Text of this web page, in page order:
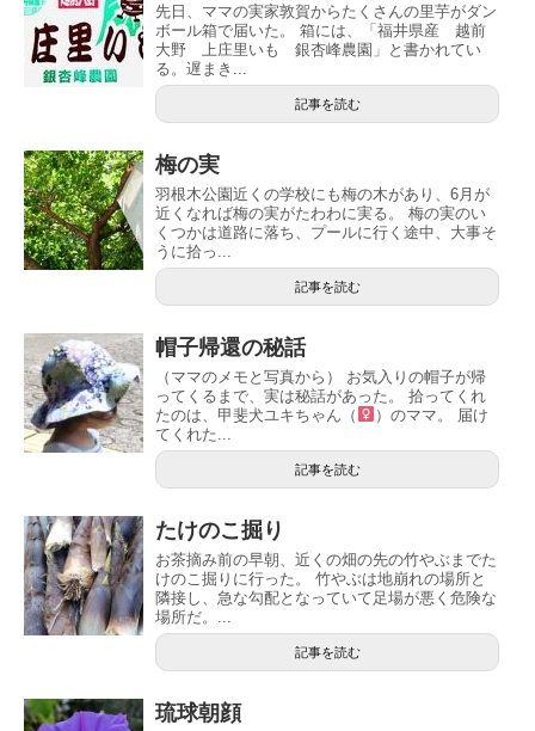
先日、ママの実家敦賀からたくさんの里芋がダン
ボール箱で届いた。 箱には、「福井県産 越前
大野 上庄里いも 銀杏峰農園」と書かれてい
る。遅まき...
記事を読む
梅の実
羽根木公園近くの学校にも梅の木があり、6月が
近くなれば梅の実がたわわに実る。 梅の実のい
くつかは道路に落ち、プールに行く途中、大事そ
うに拾っ...
記事を読む
帽子帰還の秘話
（ママのメモと写真から） お気入りの帽子が帰
ってくるまで、実は秘話があった。 拾ってくれ
たのは、甲斐犬ユキちゃん（
）のママ。 届け
てくれた...
記事を読む
たけのこ掘り
お茶摘み前の早朝、近くの畑の先の竹やぶまでた
けのこ掘りに行った。 竹やぶは地崩れの場所と
隣接し、急な勾配となっていて足場が悪く危険な
場所だ。...
記事を読む
琉球朝顔